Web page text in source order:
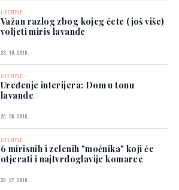
LIFESTYLE
Važan razlog zbog kojeg ćete (još više)
voljeti miris lavande
29. 10. 2018.
LIFESTYLE
Uređenje interijera: Dom u tonu
lavande
20. 08. 2018.
LIFESTYLE
6 mirisnih i zelenih "moćnika" koji će
otjerati i najtvrdoglavije komarce
30. 07. 2018.